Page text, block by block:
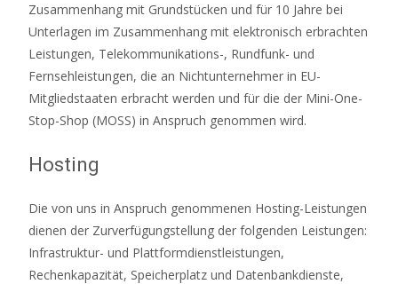
Zusammenhang mit Grundstücken und für 10 Jahre bei
Unterlagen im Zusammenhang mit elektronisch erbrachten
Leistungen, Telekommunikations-, Rundfunk- und
Fernsehleistungen, die an Nichtunternehmer in EU-
Mitgliedstaaten erbracht werden und für die der Mini-One-
Stop-Shop (MOSS) in Anspruch genommen wird.
Hosting
Die von uns in Anspruch genommenen Hosting-Leistungen
dienen der Zurverfügungstellung der folgenden Leistungen:
Infrastruktur- und Plattformdienstleistungen,
Rechenkapazität, Speicherplatz und Datenbankdienste,